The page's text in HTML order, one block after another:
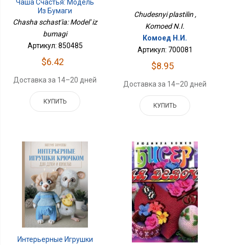
Чаша Счастья: Модель
Из Бумаги
Chasha schast'ia: Model' iz
bumagi
Артикул: 850485
$6.42
Доставка за 14–20 дней
КУПИТЬ
Chudesnyi plastilin ,
Komoed N.I.
Комоед Н.И.
Артикул: 700081
$8.95
Доставка за 14–20 дней
КУПИТЬ
Интерьерные Игрушки